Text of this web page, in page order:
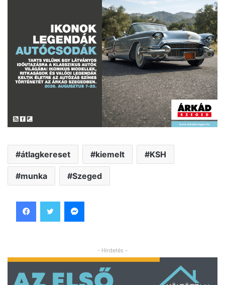
átlagkereset kiemelt KSH
munka Szeged
- Hirdetés -